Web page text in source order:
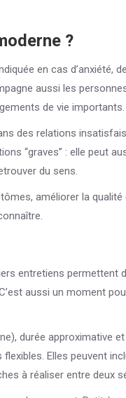
?
en cas d’anxiété,
aussi les
de vie importants.
des relations
“graves” : elle peut
du sens.
améliorer la qualité
entretiens permettent
aussi un moment
durée approximative
Elles peuvent
à réaliser entre deux